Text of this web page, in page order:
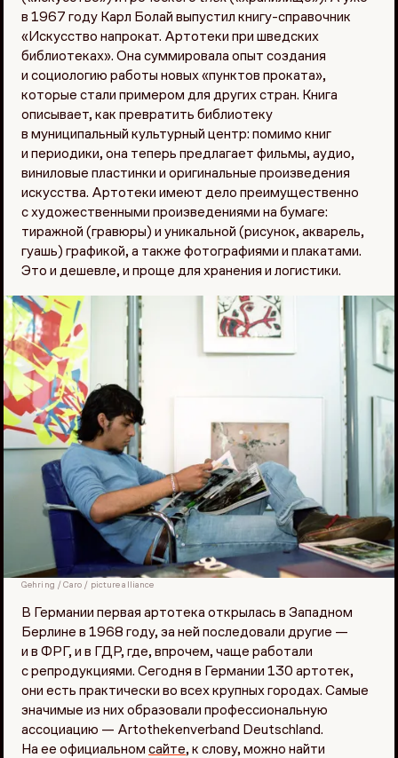
в 1967 году Карл Болай выпустил книгу-справочник
«Искусство напрокат. Артотеки при шведских
библиотеках». Она суммировала опыт создания
и социологию работы новых «пунктов проката»,
которые стали примером для других стран. Книга
описывает, как превратить библиотеку
в муниципальный культурный центр: помимо книг
и периодики, она теперь предлагает фильмы, аудио,
виниловые пластинки и оригинальные произведения
искусства. Артотеки имеют дело преимущественно
с художественными произведениями на бумаге:
тиражной (гравюры) и уникальной (рисунок, акварель,
гуашь) графикой, а также фотографиями и плакатами.
Это и дешевле, и проще для хранения и логистики.
Gehring / Caro / picture alliance
В Германии первая артотека открылась в Западном
Берлине в 1968 году, за ней последовали другие —
и в ФРГ, и в ГДР, где, впрочем, чаще работали
с репродукциями. Сегодня в Германии 130 артотек,
они есть практически во всех крупных городах. Самые
значимые из них образовали профессиональную
ассоциацию — Artothekenverband Deutschland.
На ее официальном сайте, к слову, можно найти